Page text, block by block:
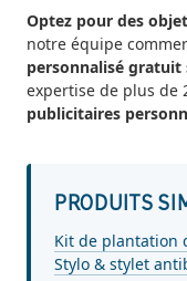
Optez pour des
notre équipe
personnalisé gratuit
expertise de plus de
publicitaires
PRODUITS
Kit de plantation
Stylo & stylet